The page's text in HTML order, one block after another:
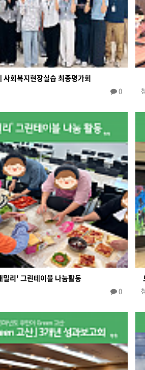
사회복지현장실습 최종평가회
0
밀리' 그린테이블 나눔활동
0